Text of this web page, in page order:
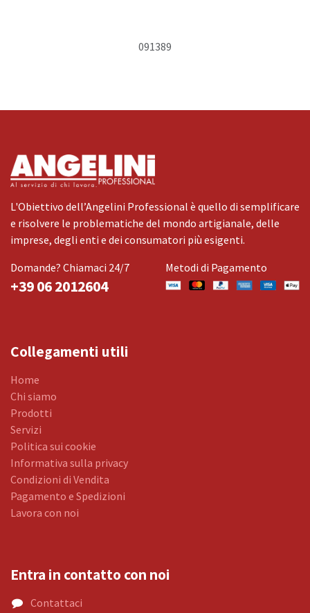
091389
L'Obiettivo dell’Angelini Professional è quello di semplificare
e risolvere le problematiche del mondo artigianale, delle
imprese, degli enti e dei consumatori più esigenti.
Domande? Chiamaci 24/7
+39 06 2012604
Metodi di Pagamento
Collegamenti utili
Home
Chi siamo
Prodotti
Servizi
Politica sui cookie
Informativa sulla privacy
Condizioni di Vendita
Pagamento e Spedizioni
Lavora con noi
Entra in contatto con noi
Contattaci